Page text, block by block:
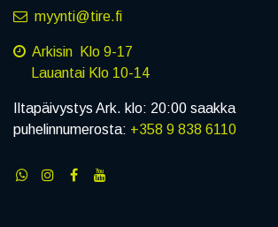
myynti@tire.fi
Arkisin Klo 9-17
Lauantai Klo 10-14
Iltapäivystys Ark. klo: 20:00 saakka
puhelinnumerosta: +358 9 838 6110